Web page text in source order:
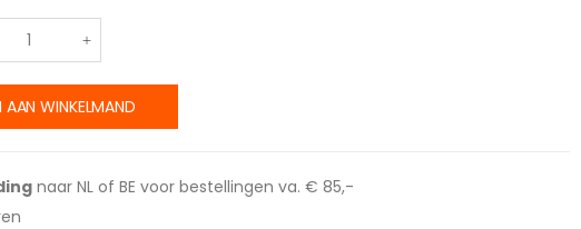
AAN WINKELMAND
naar NL of BE voor bestellingen va. € 85,-